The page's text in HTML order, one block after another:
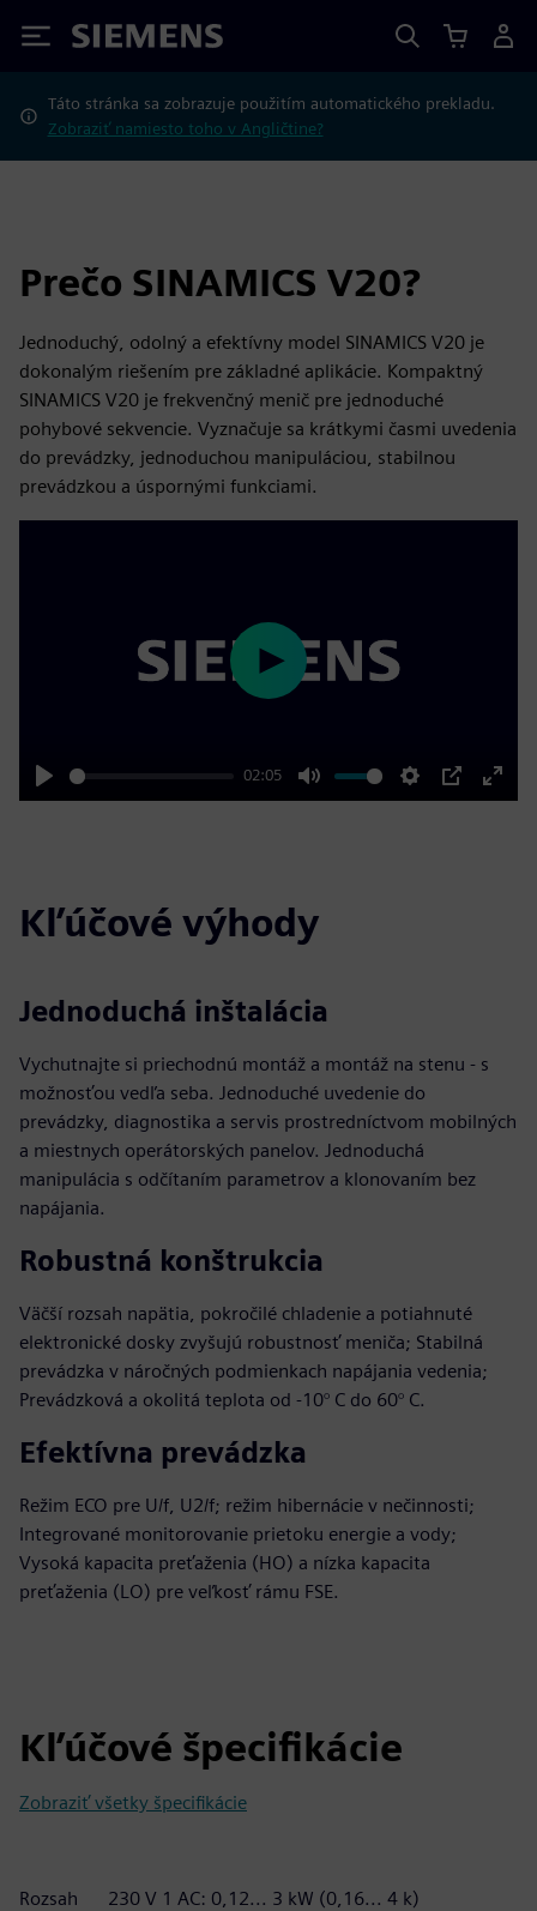
Siemens
Táto stránka sa zobrazuje použitím automatického prekladu.
Zobraziť namiesto toho v Angličtine?
Prečo SINAMICS V20?
Jednoduchý, odolný a efektívny model SINAMICS V20 je
dokonalým riešením pre základné aplikácie. Kompaktný
SINAMICS V20 je frekvenčný menič pre jednoduché
pohybové sekvencie. Vyznačuje sa krátkymi časmi uvedenia
do prevádzky, jednoduchou manipuláciou, stabilnou
prevádzkou a úspornými funkciami.
Play
02:05
Mute Settings
PIP
Enter
Play
Kľúčové výhody
Jednoduchá inštalácia
Vychutnajte si priechodnú montáž a montáž na stenu - s
možnosťou vedľa seba. Jednoduché uvedenie do
prevádzky, diagnostika a servis prostredníctvom mobilných
a miestnych operátorských panelov. Jednoduchá
manipulácia s odčítaním parametrov a klonovaním bez
napájania.
Robustná konštrukcia
Väčší rozsah napätia, pokročilé chladenie a potiahnuté
elektronické dosky zvyšujú robustnosť meniča; Stabilná
prevádzka v náročných podmienkach napájania vedenia;
Prevádzková a okolitá teplota od -10° C do 60° C.
Efektívna prevádzka
Režim ECO pre U/f, U2/f; režim hibernácie v nečinnosti;
Integrované monitorovanie prietoku energie a vody;
Vysoká kapacita preťaženia (HO) a nízka kapacita
preťaženia (LO) pre veľkosť rámu FSE.
Kľúčové špecifikácie
Zobraziť všetky špecifikácie
Rozsah
230 V 1 AC: 0,12... 3 kW (0,16... 4 k)